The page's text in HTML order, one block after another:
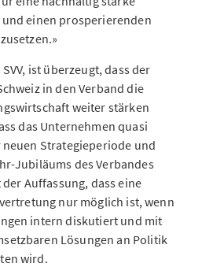
einen prosperierenden
ist überzeugt, dass der
in den Verband die
weiter stärken
das Unternehmen quasi
Strategieperiode und
Jubiläums des Verbandes
Auffassung, dass eine
nur möglich ist, wenn
intern diskutiert und mit
Lösungen an Politik
wird.